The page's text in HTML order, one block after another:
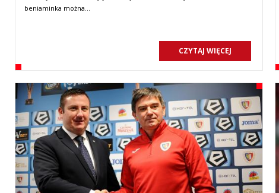
beniaminka można…
CZYTAJ WIĘCEJ